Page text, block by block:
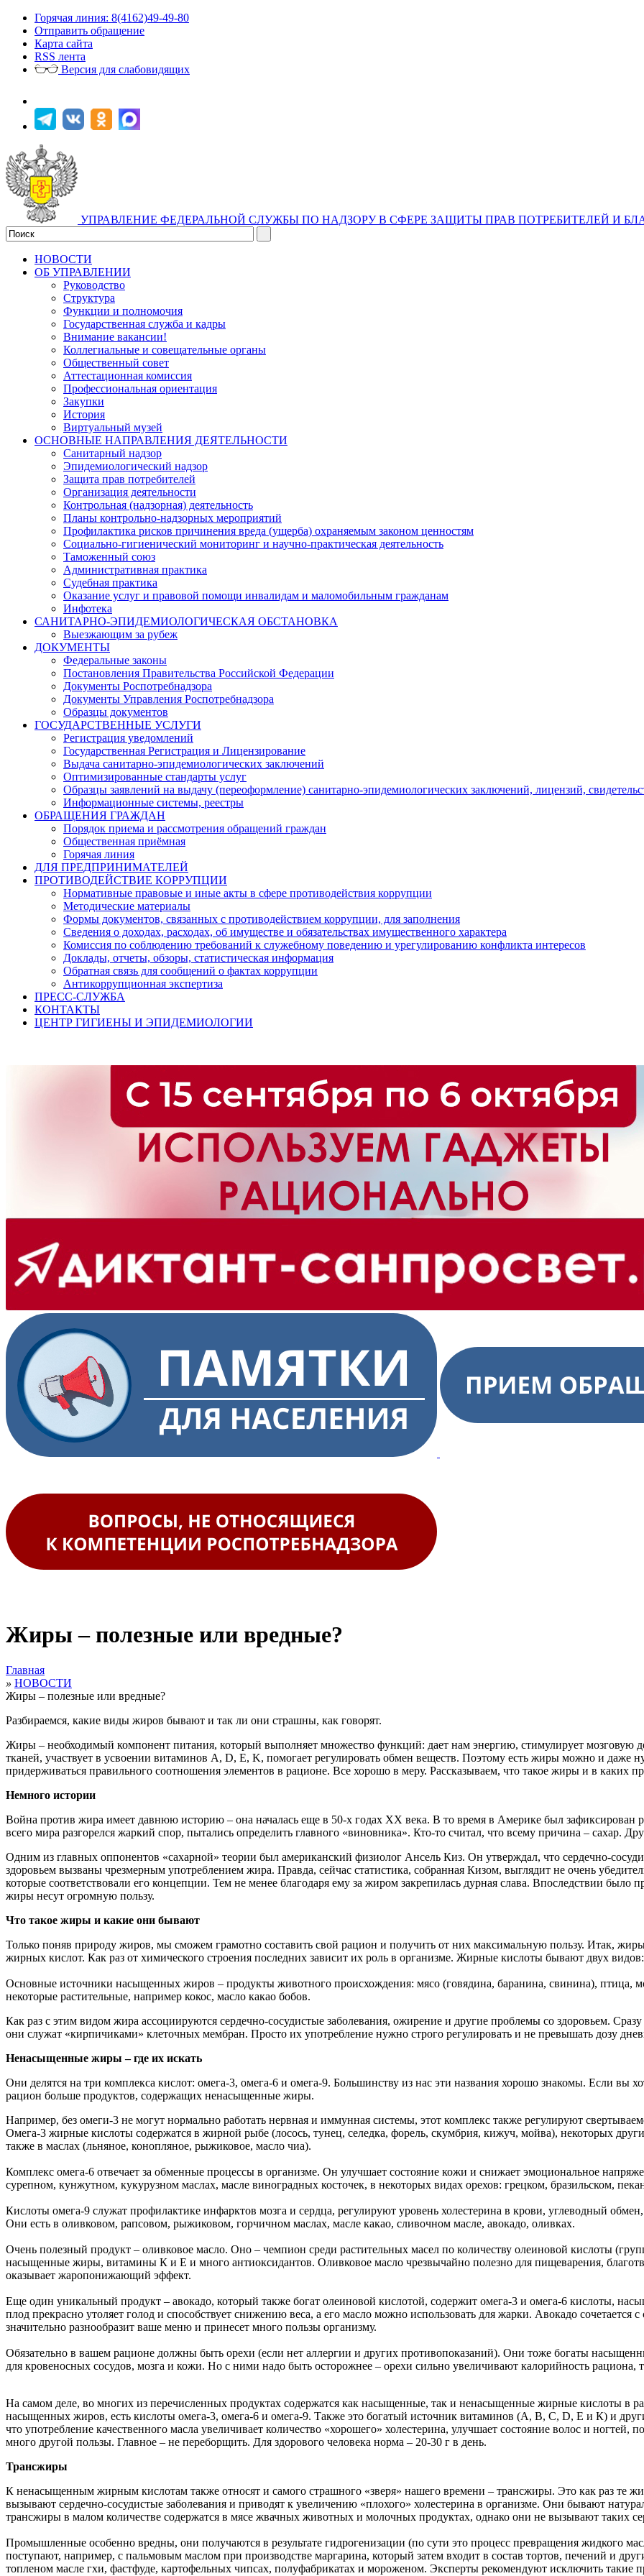
Горячая линия: 8(4162)49-49-80
Отправить обращение
Карта сайта
RSS лента
Версия для слабовидящих
УПРАВЛЕНИЕ ФЕДЕРАЛЬНОЙ СЛУЖБЫ ПО НАДЗОРУ В СФЕРЕ ЗАЩИТЫ ПРАВ ПОТРЕБИТЕЛЕЙ И
НОВОСТИ
ОБ УПРАВЛЕНИИ
Руководство
Структура
Функции и полномочия
Государственная служба и кадры
Внимание вакансии!
Коллегиальные и совещательные органы
Общественный совет
Аттестационная комиссия
Профессиональная ориентация
Закупки
История
Виртуальный музей
ОСНОВНЫЕ НАПРАВЛЕНИЯ ДЕЯТЕЛЬНОСТИ
Санитарный надзор
Эпидемиологический надзор
Защита прав потребителей
Организация деятельности
Контрольная (надзорная) деятельность
Планы контрольно-надзорных мероприятий
Профилактика рисков причинения вреда (ущерба) охраняемым законом ценностям
Социально-гигиенический мониторинг и научно-практическая деятельность
Таможенный союз
Административная практика
Судебная практика
Оказание услуг и правовой помощи инвалидам и маломобильным гражданам
Инфотека
САНИТАРНО-ЭПИДЕМИОЛОГИЧЕСКАЯ ОБСТАНОВКА
Выезжающим за рубеж
ДОКУМЕНТЫ
Федеральные законы
Постановления Правительства Российской Федерации
Документы Роспотребнадзора
Документы Управления Роспотребнадзора
Образцы документов
ГОСУДАРСТВЕННЫЕ УСЛУГИ
Регистрация уведомлений
Государственная Регистрация и Лицензирование
Выдача санитарно-эпидемиологических заключений
Оптимизированные стандарты услуг
Образцы заявлений на выдачу (переоформление) санитарно-эпидемиологических заключений, лицензий,
Информационные системы, реестры
ОБРАЩЕНИЯ ГРАЖДАН
Порядок приема и рассмотрения обращений граждан
Общественная приёмная
Горячая линия
ДЛЯ ПРЕДПРИНИМАТЕЛЕЙ
ПРОТИВОДЕЙСТВИЕ КОРРУПЦИИ
Нормативные правовые и иные акты в сфере противодействия коррупции
Методические материалы
Формы документов, связанных с противодействием коррупции, для заполнения
Сведения о доходах, расходах, об имуществе и обязательствах имущественного характера
Комиссия по соблюдению требований к служебному поведению и урегулированию конфликта интересов
Доклады, отчеты, обзоры, статистическая информация
Обратная связь для сообщений о фактах коррупции
Антикоррупционная экспертиза
ПРЕСС-СЛУЖБА
КОНТАКТЫ
ЦЕНТР ГИГИЕНЫ И ЭПИДЕМИОЛОГИИ
Жиры – полезные или вредные?
Главная
» НОВОСТИ
Жиры – полезные или вредные?
Разбираемся, какие виды жиров бывают и так ли они страшны, как говорят.
Жиры – необходимый компонент питания, который выполняет множество функций: дает нам энергию, стимулирует мозговую
тканей, участвует в усвоении витаминов A, D, E, K, помогает регулировать обмен веществ. Поэтому есть жиры можно и даже
придерживаться правильного соотношения элементов в рационе. Все хорошо в меру. Рассказываем, что такое жиры и в каких
Немного истории
Война против жира имеет давнюю историю – она началась еще в 50-х годах XX века. В то время в Америке был зафиксирован
всего мира разгорелся жаркий спор, пытались определить главного «виновника». Кто-то считал, что всему причина – сахар.
Одним из главных оппонентов «сахарной» теории был американский физиолог Ансель Киз. Он утверждал, что сердечно-
здоровьем вызваны чрезмерным употреблением жира. Правда, сейчас статистика, собранная Кизом, выглядит не очень
которые соответствовали его концепции. Тем не менее благодаря ему за жиром закрепилась дурная слава. Впоследствии
жиры несут огромную пользу.
Что такое жиры и какие они бывают
Только поняв природу жиров, мы сможем грамотно составить свой рацион и получить от них максимальную пользу. Итак,
жирных кислот. Как раз от химического строения последних зависит их роль в организме. Жирные кислоты бывают двух
Основные источники насыщенных жиров – продукты животного происхождения: мясо (говядина, баранина, свинина), птица,
некоторые растительные, например кокос, масло какао бобов.
Как раз с этим видом жира ассоциируются сердечно-сосудистые заболевания, ожирение и другие проблемы со здоровьем.
они служат «кирпичиками» клеточных мембран. Просто их употребление нужно строго регулировать и не превышать дозу
Ненасыщенные жиры – где их искать
Они делятся на три комплекса кислот: омега-3, омега-6 и омега-9. Большинству из нас эти названия хорошо знакомы. Если вы
рацион больше продуктов, содержащих ненасыщенные жиры.
Например, без омеги-3 не могут нормально работать нервная и иммунная системы, этот комплекс также регулируют
Омега-3 жирные кислоты содержатся в жирной рыбе (лосось, тунец, селедка, форель, скумбрия, кижуч, мойва), некоторых
также в маслах (льняное, конопляное, рыжиковое, масло чиа).
Комплекс омега-6 отвечает за обменные процессы в организме. Он улучшает состояние кожи и снижает эмоциональное
сурепном, кунжутном, кукурузном маслах, масле виноградных косточек, в некоторых видах орехов: грецком, бразильском,
Кислоты омега-9 служат профилактике инфарктов мозга и сердца, регулируют уровень холестерина в крови, углеводный
Они есть в оливковом, рапсовом, рыжиковом, горчичном маслах, масле какао, сливочном масле, авокадо, оливках.
Очень полезный продукт – оливковое масло. Оно – чемпион среди растительных масел по количеству олеиновой кислоты
насыщенные жиры, витамины К и Е и много антиоксидантов. Оливковое масло чрезвычайно полезно для пищеварения,
оказывает жаропонижающий эффект.
Еще один уникальный продукт – авокадо, который также богат олеиновой кислотой, содержит омега-3 и омега-6 кислоты,
плод прекрасно утоляет голод и способствует снижению веса, а его масло можно использовать для жарки. Авокадо
значительно разнообразит ваше меню и принесет много пользы организму.
Обязательно в вашем рационе должны быть орехи (если нет аллергии и других противопоказаний). Они тоже богаты
для кровеносных сосудов, мозга и кожи. Но с ними надо быть осторожнее – орехи сильно увеличивают калорийность рациона,
На самом деле, во многих из перечисленных продуктах содержатся как насыщенные, так и ненасыщенные жирные кислоты в
насыщенных жиров, есть кислоты омега-3, омега-6 и омега-9. Также это богатый источник витаминов (А, B, C, D, Е и К) и
что употребление качественного масла увеличивает количество «хорошего» холестерина, улучшает состояние волос и ногтей,
много другой пользы. Главное – не переборщить. Для здорового человека норма – 20-30 г в день.
Трансжиры
К ненасыщенным жирным кислотам также относят и самого страшного «зверя» нашего времени – трансжиры. Это как раз те
вызывают сердечно-сосудистые заболевания и приводят к увеличению «плохого» холестерина в организме. Они бывают
трансжиры в малом количестве содержатся в мясе жвачных животных и молочных продуктах, однако они не вызывают таких
Промышленные особенно вредны, они получаются в результате гидрогенизации (по сути это процесс превращения жидкого
поступают, например, с пальмовым маслом при производстве маргарина, который затем входит в состав тортов, печений и
топленом масле гхи, фастфуде, картофельных чипсах, полуфабрикатах и мороженом. Эксперты рекомендуют исключить такие